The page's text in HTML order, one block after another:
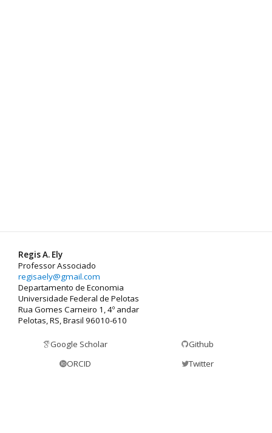
Regis A. Ely
Professor Associado
regisaely@gmail.com
Departamento de Economia
Universidade Federal de Pelotas
Rua Gomes Carneiro 1, 4º andar
Pelotas, RS, Brasil 96010-610
Google Scholar
Github
ORCID
Twitter